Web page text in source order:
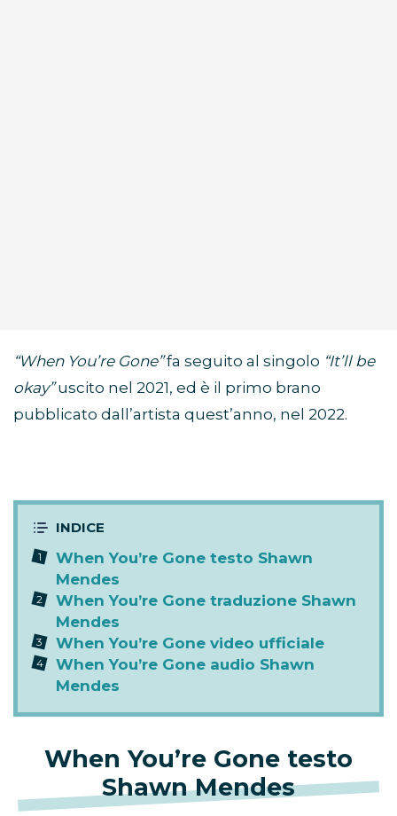
“When You’re Gone”fa seguito al singolo “It’ll be
okay”uscito nel 2021, ed è il primo brano
pubblicato dall’artista quest’anno, nel 2022.
When You’re Gone testo Shawn
Mendes
When You’re Gone traduzione Shawn
Mendes
When You’re Gone video ufficiale
When You’re Gone audio Shawn
Mendes
When You’re Gone testo
Shawn Mendes